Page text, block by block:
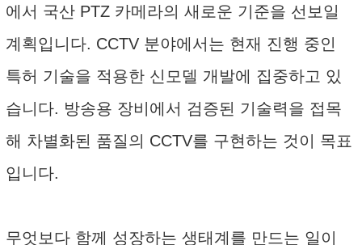
에서 국산 PTZ 카메라의 새로운 기준을 선보일
계획입니다. CCTV 분야에서는 현재 진행 중인
특허 기술을 적용한 신모델 개발에 집중하고 있
습니다. 방송용 장비에서 검증된 기술력을 접목
해 차별화된 품질의 CCTV를 구현하는 것이 목표
입니다.
무엇보다 함께 성장하는 생태계를 만드는 일이